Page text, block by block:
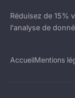
Réduisez de 15%
l'analyse de
AccueilMentions